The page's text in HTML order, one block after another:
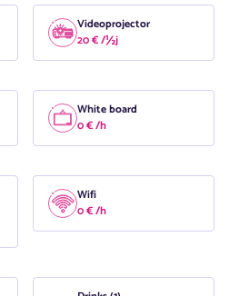
Videoprojector
20 € /½j
White board
0 € /h
Wifi
0 € /h